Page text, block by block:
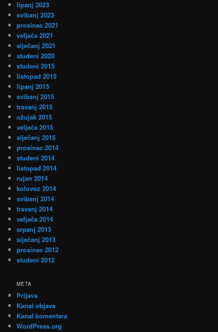
lipanj 2023
svibanj 2023
prosinac 2021
veljača 2021
siječanj 2021
studeni 2020
studeni 2015
listopad 2015
lipanj 2015
svibanj 2015
travanj 2015
ožujak 2015
veljača 2015
siječanj 2015
prosinac 2014
studeni 2014
listopad 2014
rujan 2014
kolovoz 2014
svibanj 2014
travanj 2014
veljača 2014
srpanj 2013
siječanj 2013
prosinac 2012
studeni 2012
META
Prijava
Kanal objava
Kanal komentara
WordPress.org